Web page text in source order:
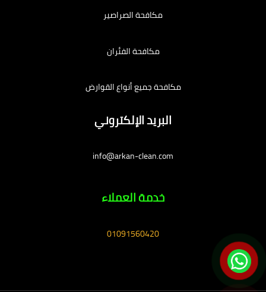
مكافحة الصراصير
مكافحة الفئران
مكافحة جميع أنواع القوارض
البريد الإلكتروني
info@arkan-clean.com
خدمة العملاء
01091560420